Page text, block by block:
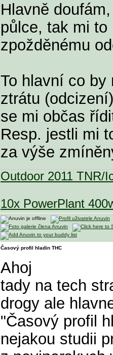
Hlavně
půlce, tak mi
zpožděnému
To hlavní co by
ztrátu
se mi občas
Resp. jestli mi
za výše
Outdoor 2011 TNR/
10x PowerPlant
Časový profil hladin THC
Ahoj
tady na tech
drogy ale
"Časový profil
nejakou studii